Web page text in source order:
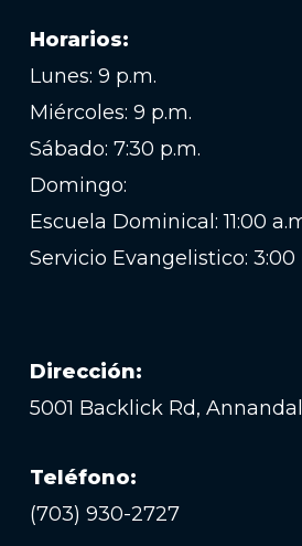
Horarios:
Lunes: 9 p.m.
Miércoles: 9 p.m.
Sábado: 7:30 p.m.
Domingo:
Escuela Dominical: 11:00
Servicio Evangelistico: 3:00
Dirección:
5001 Backlick Rd,
Teléfono:
(703) 930-2727